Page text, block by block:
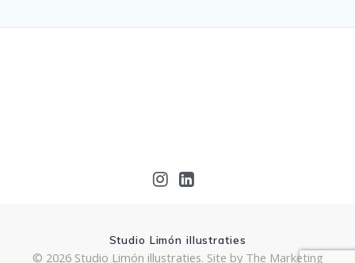
Studio Limón illustraties
© 2026 Studio Limón illustraties. Site by The Marketing